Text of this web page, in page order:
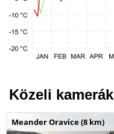
Közeli kamerák
Meander Oravice (8 km)